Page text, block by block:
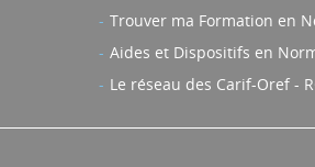
Trouver ma Formation en
Aides et Dispositifs en
Le réseau des Carif-Oref -